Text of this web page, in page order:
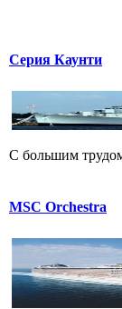
Серия Каунти
С большим
MSC Orchestra